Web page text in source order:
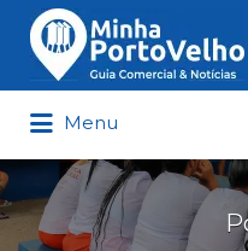
Minha Porto
Comercial e
Buscar
por:
Menu
por: